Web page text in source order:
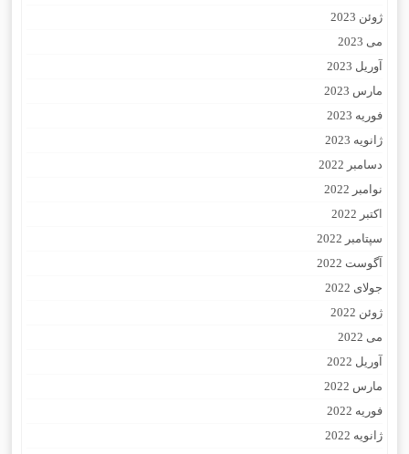
ژوئن 2023
می 2023
آوریل 2023
مارس 2023
فوریه 2023
ژانویه 2023
دسامبر 2022
نوامبر 2022
اکتبر 2022
سپتامبر 2022
آگوست 2022
جولای 2022
ژوئن 2022
می 2022
آوریل 2022
مارس 2022
فوریه 2022
ژانویه 2022